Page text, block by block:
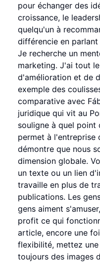
pour échanger des
croissance, le
quelqu'un à
différencie en parlant
Je recherche un
marketing. J'ai tout
d'amélioration et de
exemple des
comparative avec
juridique qui vit au
souligne à quel
permet à l'entreprise
démontre que nous
dimension globale.
un texte ou un lien
travaille en plus de
publications. Les
gens aiment
profit ce qui
article, encore une
flexibilité, mettez
toujours des images